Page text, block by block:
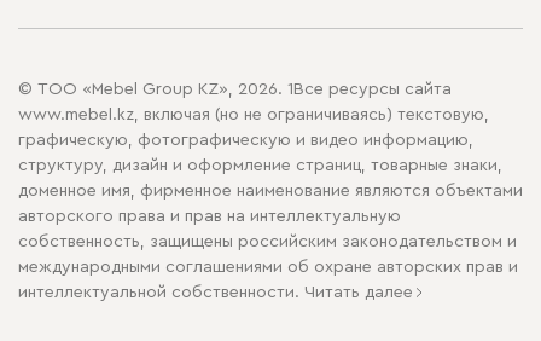
© ТОО «Mebel Group KZ», 2026. 1Все ресурсы сайта
www.mebel.kz, включая (но не ограничиваясь) текстовую,
графическую, фотографическую и видео информацию,
структуру, дизайн и оформление страниц, товарные знаки,
доменное имя, фирменное наименование являются объектами
авторского права и прав на интеллектуальную
собственность, защищены российским законодательством и
международными соглашениями об охране авторских прав и
интеллектуальной собственности. Читать далее